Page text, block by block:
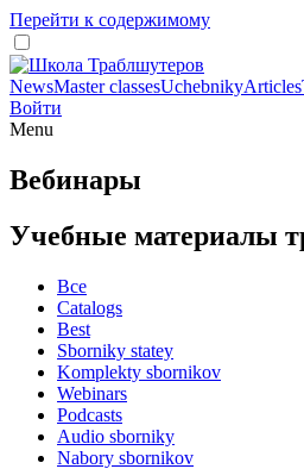
Перейти к содержимому
NewsMaster classesUchebnikyArticles
Войти
Menu
Вебинары
Учебные материалы
Все
Catalogs
Best
Sborniky statey
Komplekty sbornikov
Webinars
Podcasts
Audio sborniky
Nabory sbornikov